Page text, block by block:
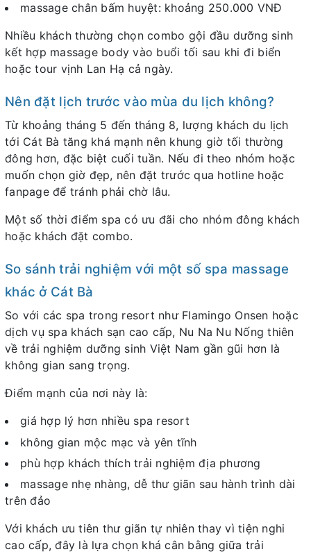
massage chân bấm huyệt: khoảng 250.000 VNĐ
Nhiều khách thường chọn combo gội đầu dưỡng sinh
kết hợp massage body vào buổi tối sau khi đi biển
hoặc tour vịnh Lan Hạ cả ngày.
Nên đặt lịch trước vào mùa du lịch không?
Từ khoảng tháng 5 đến tháng 8, lượng khách du lịch
tới Cát Bà tăng khá mạnh nên khung giờ tối thường
đông hơn, đặc biệt cuối tuần. Nếu đi theo nhóm hoặc
muốn chọn giờ đẹp, nên đặt trước qua hotline hoặc
fanpage để tránh phải chờ lâu.
Một số thời điểm spa có ưu đãi cho nhóm đông khách
hoặc khách đặt combo.
So sánh trải nghiệm với một số spa massage
khác ở Cát Bà
So với các spa trong resort như Flamingo Onsen hoặc
dịch vụ spa khách sạn cao cấp, Nu Na Nu Nống thiên
về trải nghiệm dưỡng sinh Việt Nam gần gũi hơn là
không gian sang trọng.
Điểm mạnh của nơi này là:
giá hợp lý hơn nhiều spa resort
không gian mộc mạc và yên tĩnh
phù hợp khách thích trải nghiệm địa phương
massage nhẹ nhàng, dễ thư giãn sau hành trình dài
trên đảo
Với khách ưu tiên thư giãn tự nhiên thay vì tiện nghi
cao cấp, đây là lựa chọn khá cân bằng giữa trải